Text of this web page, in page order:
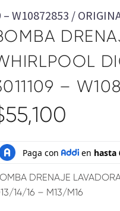
W10872853 /
–
55,100
DRENAJE
14/16 – M13/M16